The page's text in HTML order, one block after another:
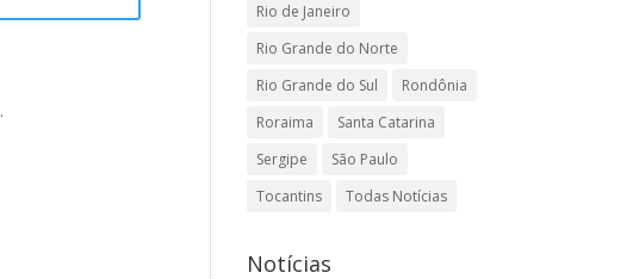
.
Rio de Janeiro
Rio Grande do Norte
Rio Grande do Sul
Rondônia
Roraima
Santa Catarina
Sergipe
São Paulo
Tocantins
Todas Notícias
Notícias